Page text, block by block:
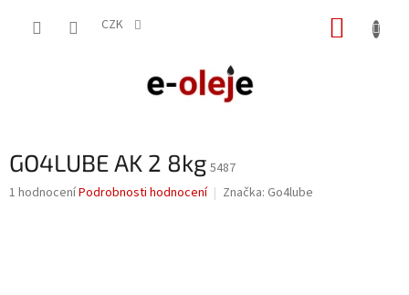
CZK
GO4LUBE AK 2 8kg 5487
Průměrné
1 hodnoceníPodrobnosti hodnocení Značka: Go4lube